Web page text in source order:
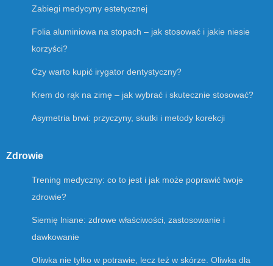
Zabiegi medycyny estetycznej
Folia aluminiowa na stopach – jak stosować i jakie niesie
korzyści?
Czy warto kupić irygator dentystyczny?
Krem do rąk na zimę – jak wybrać i skutecznie stosować?
Asymetria brwi: przyczyny, skutki i metody korekcji
Zdrowie
Trening medyczny: co to jest i jak może poprawić twoje
zdrowie?
Siemię lniane: zdrowe właściwości, zastosowanie i
dawkowanie
Oliwka nie tylko w potrawie, lecz też w skórze. Oliwka dla